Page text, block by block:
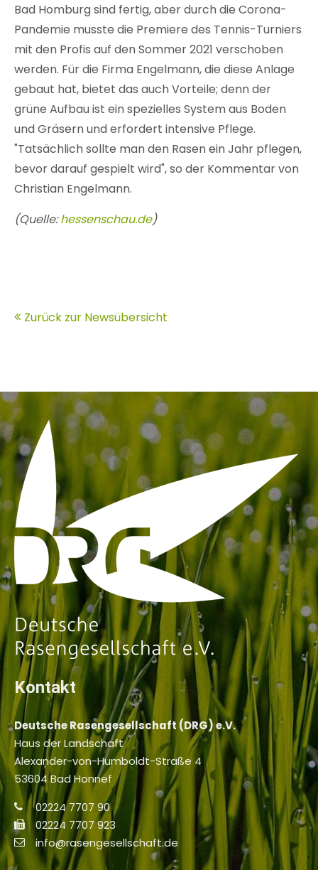
Bad Homburg sind fertig, aber durch die Corona-
Pandemie musste die Premiere des Tennis-Turniers
mit den Profis auf den Sommer 2021 verschoben
werden. Für die Firma Engelmann, die diese Anlage
gebaut hat, bietet das auch Vorteile; denn der
grüne Aufbau ist ein spezielles System aus Boden
und Gräsern und erfordert intensive Pflege.
"Tatsächlich sollte man den Rasen ein Jahr pflegen,
bevor darauf gespielt wird", so der Kommentar von
Christian Engelmann.
(Quelle:hessenschau.de)
Zurück zur Newsübersicht
Kontakt
Deutsche Rasengesellschaft (DRG) e.V.
Haus der Landschaft
Alexander-von-Humboldt-Straße 4
53604 Bad Honnef
02224 7707 90
02224 7707 923
info@rasengesellschaft.de